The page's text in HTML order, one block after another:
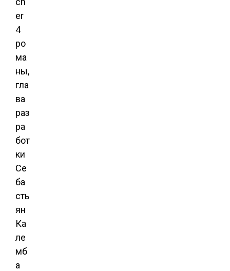
er
4
ро
ма
ны,
гла
ва
раз
ра
бот
ки
Се
ба
сть
ян
Ка
ле
мб
а